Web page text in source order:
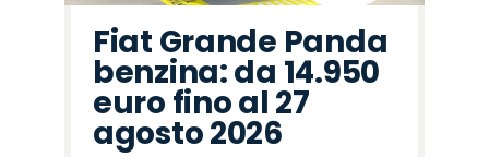
Fiat Grande Panda
benzina: da 14.950
euro fino al 27
agosto 2026